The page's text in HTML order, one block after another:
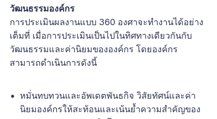
วัฒนธรรมองค์กร
การประเมินผลงานแบบ 360 องศาจะทำงานได้อย่าง
เต็มที่ เมื่อการประเมินเป็นไปในทิศทางเดียวกันกับ
วัฒนธรรมและค่านิยมขององค์กร โดยองค์กร
สามารถดำเนินการดังนี้
หมั่นทบทวนและอัพเดตพันธกิจ วิสัยทัศน์และค่า
นิยมองค์กรให้สะท้อนและเน้นย้ำความสำคัญของ